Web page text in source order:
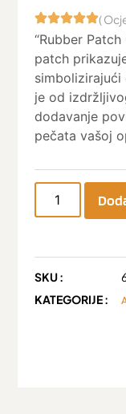
(
“Rubber Patch
patch
simbolizirajući
je od
dodavanje
pečata vašoj
SKU :
KATEGORIJE :